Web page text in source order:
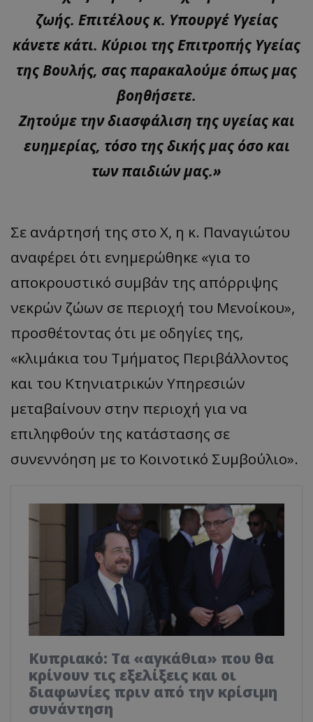
ζωής. Επιτέλους κ. Υπουργέ Υγείας
κάνετε κάτι. Κύριοι της Επιτροπής Υγείας
της Βουλής, σας παρακαλούμε όπως μας
βοηθήσετε.
Ζητούμε την διασφάλιση της υγείας και
ευημερίας, τόσο της δικής μας όσο και
των παιδιών μας.»
Σε ανάρτησή της στο Χ, η κ. Παναγιώτου
αναφέρει ότι ενημερώθηκε «για το
αποκρουστικό συμβάν της απόρριψης
νεκρών ζώων σε περιοχή του Μενοίκου»,
προσθέτοντας ότι με οδηγίες της,
«κλιμάκια του Τμήματος Περιβάλλοντος
και του Κτηνιατρικών Υπηρεσιών
μεταβαίνουν στην περιοχή για να
επιληφθούν της κατάστασης σε
συνεννόηση με το Κοινοτικό Συμβούλιο».
Κυπριακό: Τα «αγκάθια» που θα
κρίνουν τις εξελίξεις και οι
διαφωνίες πριν από την κρίσιμη
συνάντηση